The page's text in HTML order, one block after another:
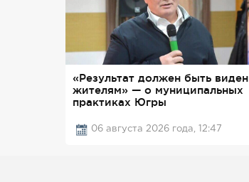
«Результат должен быть виден
жителям» — о муниципальных
практиках Югры
06 августа 2026 года, 12:47